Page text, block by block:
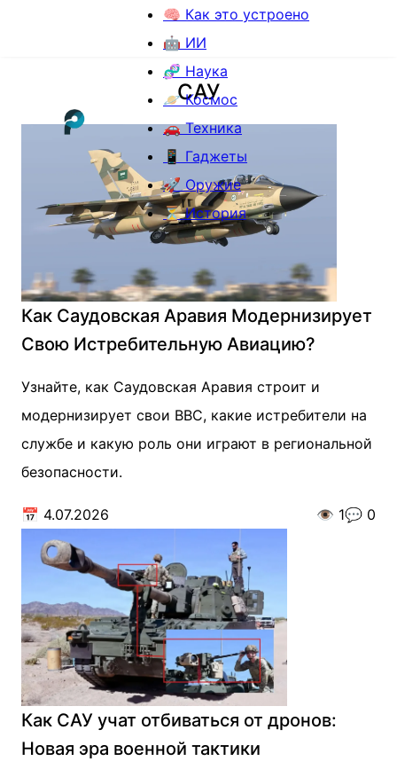
🧠 Как это устроено
🤖 ИИ
🧬 Наука
🪐 Космос
🚗 Техника
📱 Гаджеты
🚀 Оружие
⏳ История
САУ
Как Саудовская Аравия Модернизирует
Свою Истребительную Авиацию?
Узнайте, как Саудовская Аравия строит и
модернизирует свои ВВС, какие истребители на
службе и какую роль они играют в региональной
безопасности.
📅 4.07.2026 👁️ 1💬 0
Как САУ учат отбиваться от дронов:
Новая эра военной тактики